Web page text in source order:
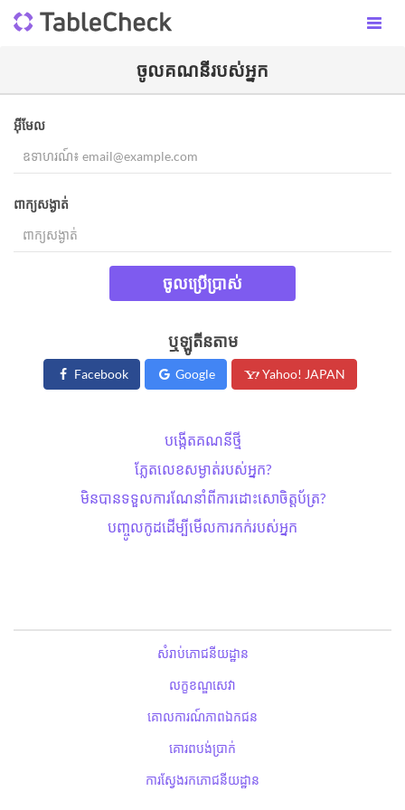
ចូល​គណនីរបស់អ្នក​
អ៊ីមែល
ពាក្យសង្ងាត់
ចូលប្រើប្រាស់
ឬឡូតីនតាម
Facebook Google Yahoo! JAPAN
បង្កើតគណនីថ្មី
ភ្លែតលេខសម្ងាត់​របស់អ្នក?
មិនបានទទួលការណែនាំពីការដោះសោ​ចិត្តប័ត្រ?
បញ្ចូលកូដដើម្បីមើលការកក់របស់អ្នក
សំរាប់ភោជនីយដ្ឋាន
លក្ខខណ្ឌសេវា
គោលការណ៍ភាពឯកជន
គោរពបង់ប្រាក់
ការស្វែងរកភោជនីយដ្ឋាន